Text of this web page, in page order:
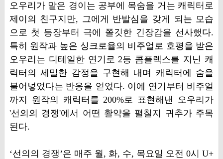
오우리가 맡은 경이는 공부에 목숨을 거는 캐릭터로
제이의 친구지만, 그에게 반발심을 갖게 되는 모습
으로 첫 등장부터 극에 쫄깃한 긴장감을 선사했다.
특히 원작과 높은 싱크로율의 비주얼로 호평을 받은
오우리는 디테일한 연기로 2등 콤플렉스를 지닌 캐
릭터의 세밀한 감정을 구현해 내며 캐릭터에 숨을
불어넣었다는 반응을 얻었다. 이에 연기부터 비주얼
까지 원작의 캐릭터를 200%로 표현해낸 오우리가
'선의의 경쟁'에서 어떤 활약을 펼칠지 귀추가 주목
된다.
‘선의의 경쟁’은 매주 월, 화, 수, 목요일 오전 0시 U+